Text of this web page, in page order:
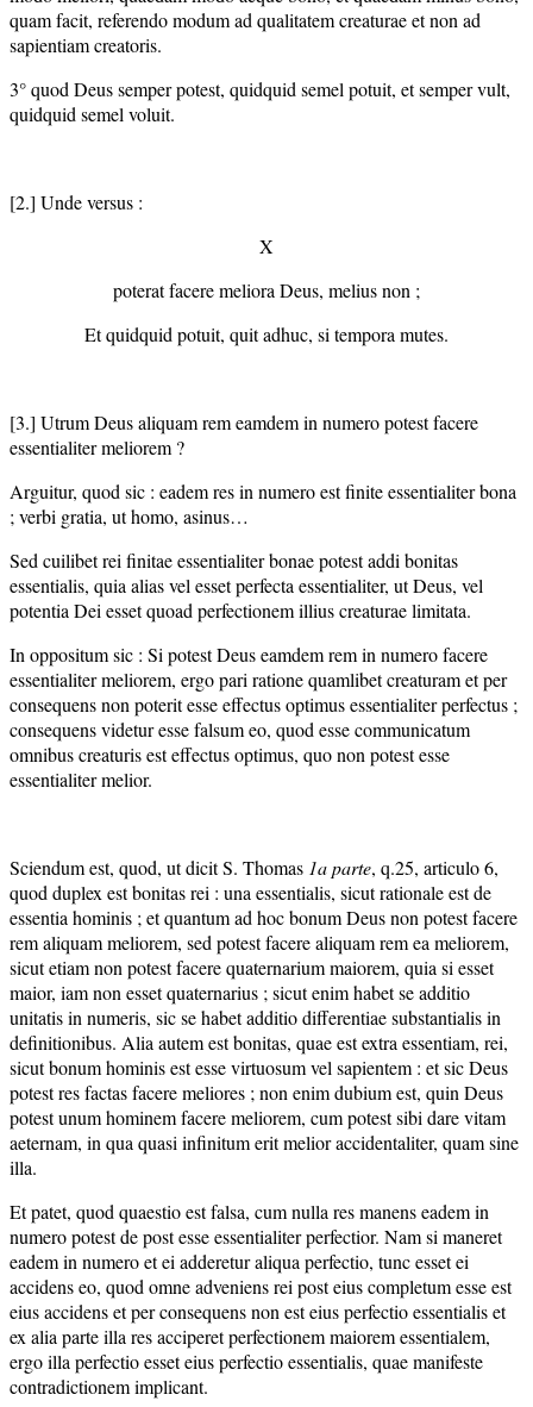
quam facit, referendo modum ad qualitatem creaturae et non ad
sapientiam creatoris.
3° quod Deus semper potest, quidquid semel potuit, et semper vult,
quidquid semel voluit.
[2.] Unde versus :
X
poterat facere meliora Deus, melius non ;
Et quidquid potuit, quit adhuc, si tempora mutes.
[3.] Utrum Deus aliquam rem eamdem in numero potest facere
essentialiter meliorem ?
Arguitur, quod sic : eadem res in numero est finite essentialiter bona
; verbi gratia, ut homo, asinus…
Sed cuilibet rei finitae essentialiter bonae potest addi bonitas
essentialis, quia alias vel esset perfecta essentialiter, ut Deus, vel
potentia Dei esset quoad perfectionem illius creaturae limitata.
In oppositum sic : Si potest Deus eamdem rem in numero facere
essentialiter meliorem, ergo pari ratione quamlibet creaturam et per
consequens non poterit esse effectus optimus essentialiter perfectus ;
consequens videtur esse falsum eo, quod esse communicatum
omnibus creaturis est effectus optimus, quo non potest esse
essentialiter melior.
Sciendum est, quod, ut dicit S. Thomas 1a parte, q.25, articulo 6,
quod duplex est bonitas rei : una essentialis, sicut rationale est de
essentia hominis ; et quantum ad hoc bonum Deus non potest facere
rem aliquam meliorem, sed potest facere aliquam rem ea meliorem,
sicut etiam non potest facere quaternarium maiorem, quia si esset
maior, iam non esset quaternarius ; sicut enim habet se additio
unitatis in numeris, sic se habet additio differentiae substantialis in
definitionibus. Alia autem est bonitas, quae est extra essentiam, rei,
sicut bonum hominis est esse virtuosum vel sapientem : et sic Deus
potest res factas facere meliores ; non enim dubium est, quin Deus
potest unum hominem facere meliorem, cum potest sibi dare vitam
aeternam, in qua quasi infinitum erit melior accidentaliter, quam sine
illa.
Et patet, quod quaestio est falsa, cum nulla res manens eadem in
numero potest de post esse essentialiter perfectior. Nam si maneret
eadem in numero et ei adderetur aliqua perfectio, tunc esset ei
accidens eo, quod omne adveniens rei post eius completum esse est
eius accidens et per consequens non est eius perfectio essentialis et
ex alia parte illa res acciperet perfectionem maiorem essentialem,
ergo illa perfectio esset eius perfectio essentialis, quae manifeste
contradictionem implicant.